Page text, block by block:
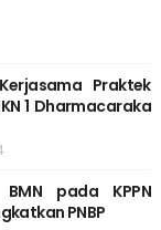
Praktek
1 Dharmacaraka
pada KPPN
PNBP